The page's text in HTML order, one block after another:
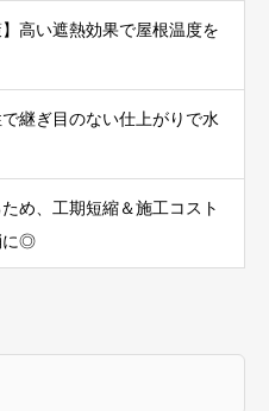
】高い遮熱効果で屋根温度を
で継ぎ目のない仕上がりで水
め、工期短縮＆施工コスト
に◎